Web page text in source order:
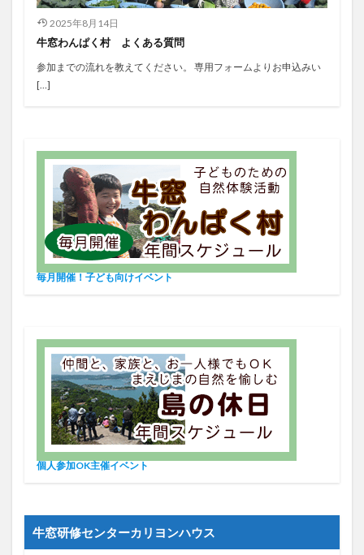
2025年8月14日
牛窓わんぱく村 よくある質問
参加までの流れを教えてください。 専用フォームよりお申込みい
[…]
毎月開催！子ども向けイベント
個人参加OK主催イベント
牛窓研修センターカリヨンハウス